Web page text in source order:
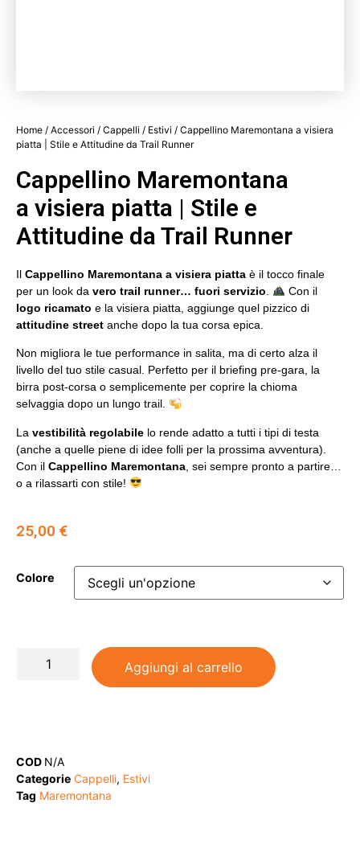
Home / Accessori / Cappelli / Estivi / Cappellino Maremontana a visiera
piatta | Stile e Attitudine da Trail Runner
Cappellino Maremontana
a visiera piatta | Stile e
Attitudine da Trail Runner
Il Cappellino Maremontana a visiera piatta è il tocco finale
per un look da vero trail runner… fuori servizio
Con il
logo ricamato e la visiera piatta, aggiunge quel pizzico di
attitudine street anche dopo la tua corsa epica.
Non migliora le tue performance in salita, ma di certo alza il
livello del tuo stile casual. Perfetto per il briefing pre-gara, la
birra post-corsa o semplicemente per coprire la chioma
selvaggia dopo un lungo trail.
La vestibilità regolabile lo rende adatto a tutti i tipi di testa
(anche a quelle piene di idee folli per la prossima avventura).
Con il Cappellino Maremontana , sei sempre pronto a partire…
o a rilassarti con stile!
25,00 €
Colore
Aggiungi al carrello
COD N/A
Categorie Cappelli, Estivi
Tag Maremontana